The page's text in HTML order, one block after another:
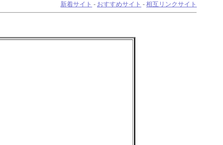
新着サイト - おすすめサイト -相互リンクサイト